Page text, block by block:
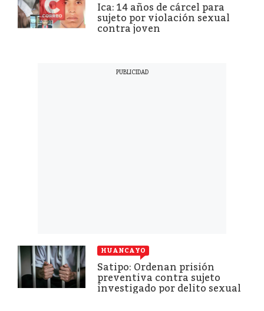
Ica: 14 años de cárcel para
sujeto por violación sexual
contra joven
HUANCAYO
Satipo: Ordenan prisión
preventiva contra sujeto
investigado por delito sexual